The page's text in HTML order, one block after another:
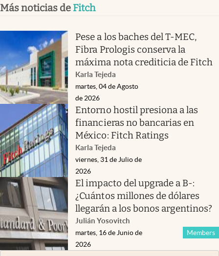
Más noticias de Fitch
Pese a los baches del T-MEC,
Fibra Prologis conserva la
máxima nota crediticia de Fitch
Karla Tejeda
martes, 04 de Agosto
de 2026
Entorno hostil presiona a las
financieras no bancarias en
México: Fitch Ratings
Karla Tejeda
viernes, 31 de Julio de
2026
El impacto del upgrade a B-:
¿Cuántos millones de dólares
llegarán a los bonos argentinos?
Julián Yosovitch
Members
martes, 16 de Junio de
2026